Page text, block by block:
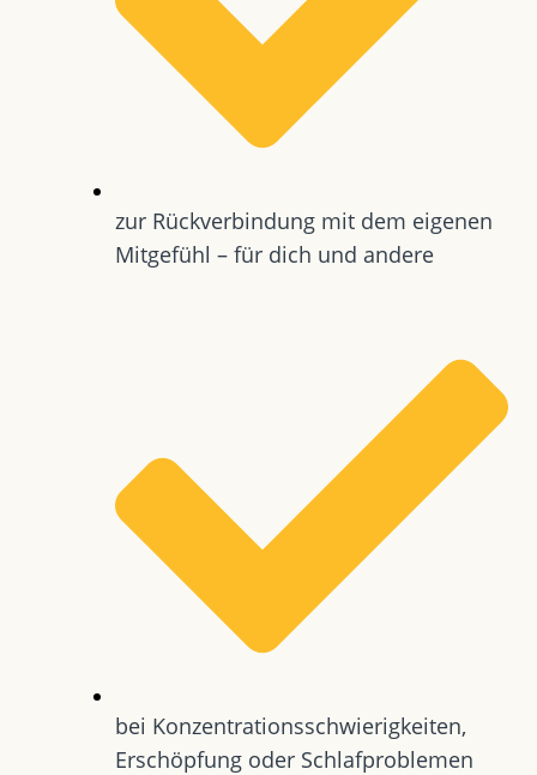
zur Rückverbindung mit dem eigenen
Mitgefühl – für dich und andere
bei Konzentrationsschwierigkeiten,
Erschöpfung oder Schlafproblemen